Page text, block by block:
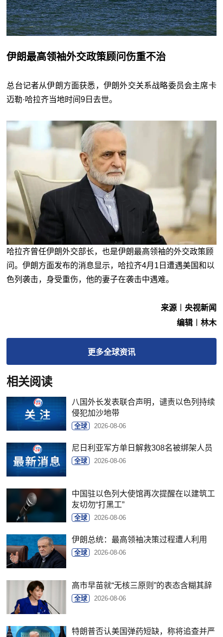
伊朗最高领袖外交政策顾问伤重不治
总台记者从伊朗方面获悉，伊朗外交关系战略委员会主席卡
迈勒·哈拉齐当地时间9日去世。
哈拉齐曾任伊朗外交部长，也是伊朗最高领袖的外交政策顾
问。伊朗方面发布的消息显示，哈拉齐4月1日遭遇美国和以
色列袭击，身受重伤，他的妻子在袭击中遇难。
来源︱央视新闻
编辑︱林木
更多全球资讯
相关阅读
八国外长发表联合声明，谴责以色列持续
侵犯加沙地带
全球 2026-08-06
尼日利亚军方单日解救308名被绑架人员
全球 2026-08-06
中国驻以色列大使馆再次提醒在以建筑工
友切勿“打黑工”
全球 2026-08-06
伊朗总统：最高领袖决策过程遭人利用
全球 2026-08-06
高市早苗就“无核三原则”的表态含糊其辞
全球 2026-08-06
特朗普否认美国弹药短缺，称将追查并严